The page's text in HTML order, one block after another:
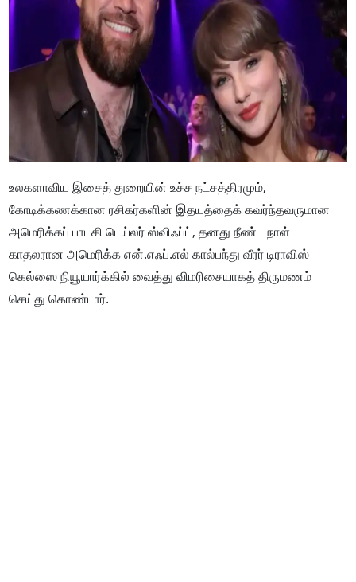
உலகளாவிய இசைத் துறையின் உச்ச நட்சத்திரமும்,
கோடிக்கணக்கான ரசிகர்களின் இதயத்தைக் கவர்ந்தவருமான
அமெரிக்கப் பாடகி டெய்லர் ஸ்விஃப்ட், தனது நீண்ட நாள்
காதலரான அமெரிக்க என்.எஃப்.எல் கால்பந்து வீரர் டிராவிஸ்
கெல்ஸை நியூயார்க்கில் வைத்து விமரிசையாகத் திருமணம்
செய்து கொண்டார்.